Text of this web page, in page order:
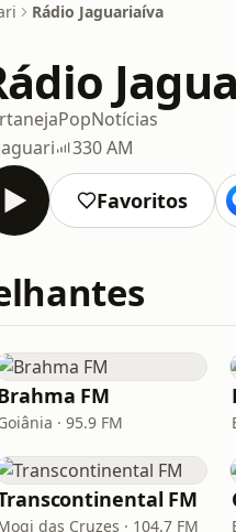
Rádio Jaguariaíva
PopNotícias
330 AM
Favoritos
FM
· 95.9 FM
FM
das Cruzes · 104.7 FM